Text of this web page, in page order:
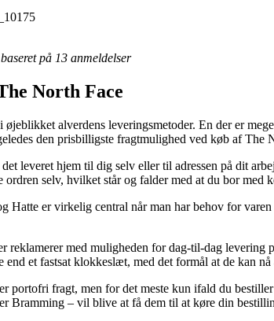
på 13 anmeldelser
North Face
øjeblikket alverdens leveringsmetoder. En der er
den prisbilligste fragtmulighed ved køb af The
leveret hjem til dig selv eller til adressen på dit
selv, hvilket står og falder med at du bor med
Hatte er virkelig central når man har behov for
reklamerer med muligheden for dag-til-dag
end et fastsat klokkeslæt, med det formål at de kan
portofri fragt, men for det meste kun ifald du
Bramming – vil blive at få dem til at køre din